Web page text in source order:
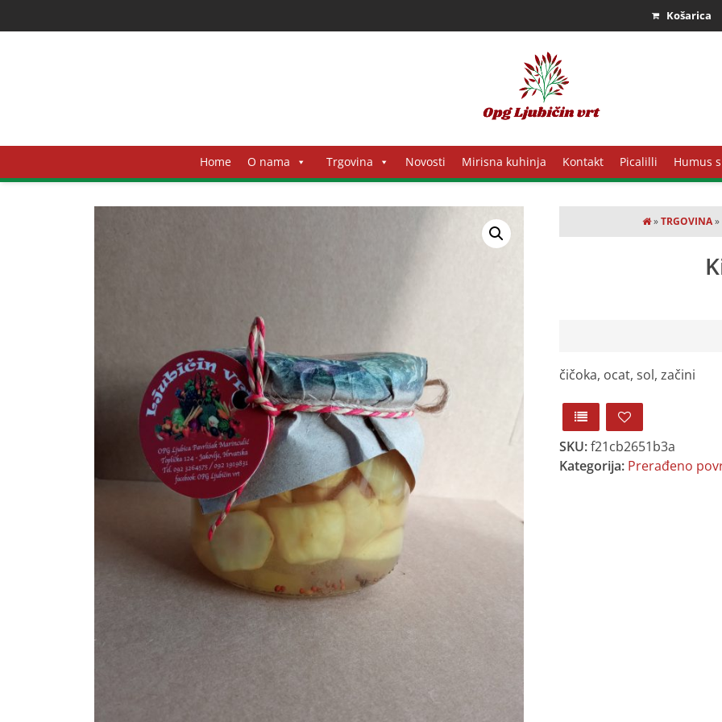
Košarica
Home O nama Trgovina Novosti Mirisna kuhinja Kontakt Picalilli Humus
»TRGOVINA»
čičoka, ocat, sol, začini
SKU:f21cb2651b3a
Kategorija: Prerađeno